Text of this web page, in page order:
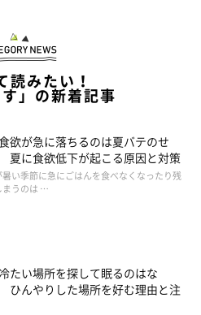
いるような行動をとる
読みたい！
す」の新着記事
欲が急に落ちるのは夏バテのせ
夏に食欲低下が起こる原因と対策
暑い季節に急にごはんを食べなくなったり残
まうのは …
たい場所を探して眠るのはな
んやりした場所を好む理由と注